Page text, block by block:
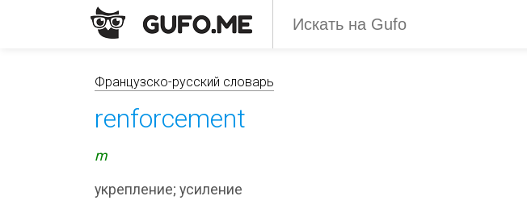
Французско-русский словарь
renforcement
m
укрепление; усиление